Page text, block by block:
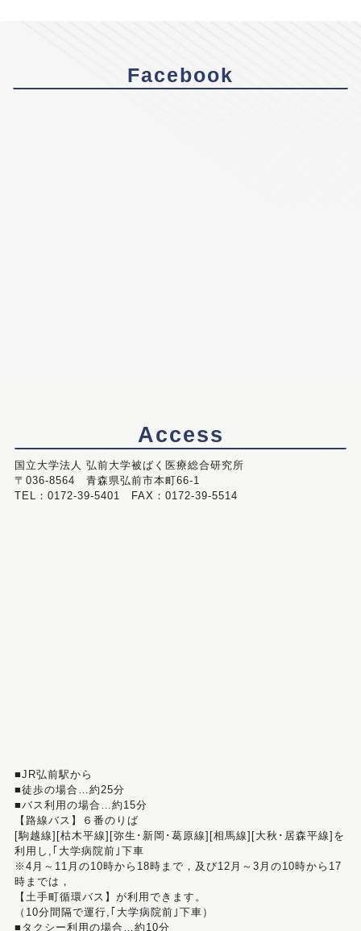
Facebook
Access
国立大学法人 弘前大学被ばく医療総合研究所
〒036-8564 青森県弘前市本町66-1
TEL：0172-39-5401 FAX：0172-39-5514
■JR弘前駅から
■徒歩の場合…約25分
■バス利用の場合…約15分
【路線バス】６番のりば
[駒越線][枯木平線][弥生･新岡･葛原線][相馬線][大秋･居森平線]を
利用し,｢大学病院前｣下車
※4月～11月の10時から18時まで，及び12月～3月の10時から17
時までは，
【土手町循環バス】が利用できます。
（10分間隔で運行,｢大学病院前｣下車）
■タクシー利用の場合…約10分